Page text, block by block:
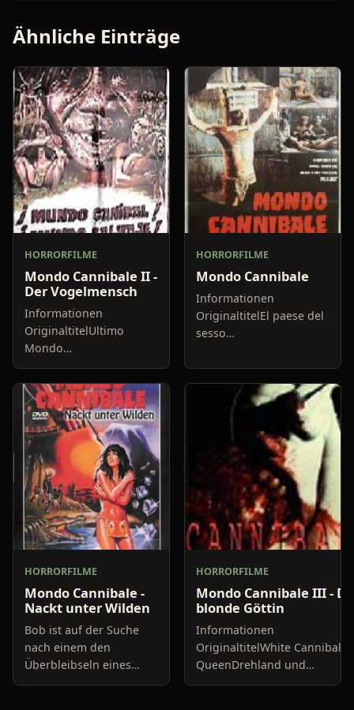
Ähnliche Einträge
HORRORFILME
Mondo Cannibale II -
Der Vogelmensch
Informationen
OriginaltitelUltimo
Mondo
CannibaleDrehland und
JahrItalien 1976Länge92
MinutenDarstellerIvan
Rassimov Me Me
LaiRegieRuggero
Deodato
HORRORFILME
Mondo Cannibale
Informationen
OriginaltitelEl paese del
sesso
JahrItalien 1972Länge94
MinutenDarstellerIvan
Rassimov Me Me
LaiRegieUmberto Lenzi
HORRORFILME
Mondo Cannibale -
Nackt unter Wilden
Bob ist auf der Suche
nach einem den
Überbleibseln eines
Diamantenraubes. Diese
HORRORFILME
Mondo Cannibale III -
blonde Göttin
Informationen
OriginaltitelWhite Cannibal
QueenDrehland und
JahrItalien/Frankreich/